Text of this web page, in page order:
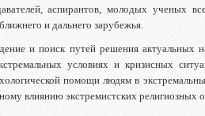
аспирантов, молодых ученых
и дальнего зарубежья.
и поиск путей решения актуальных
условиях и кризисных
помощи людям в
влиянию экстремистских религиозных